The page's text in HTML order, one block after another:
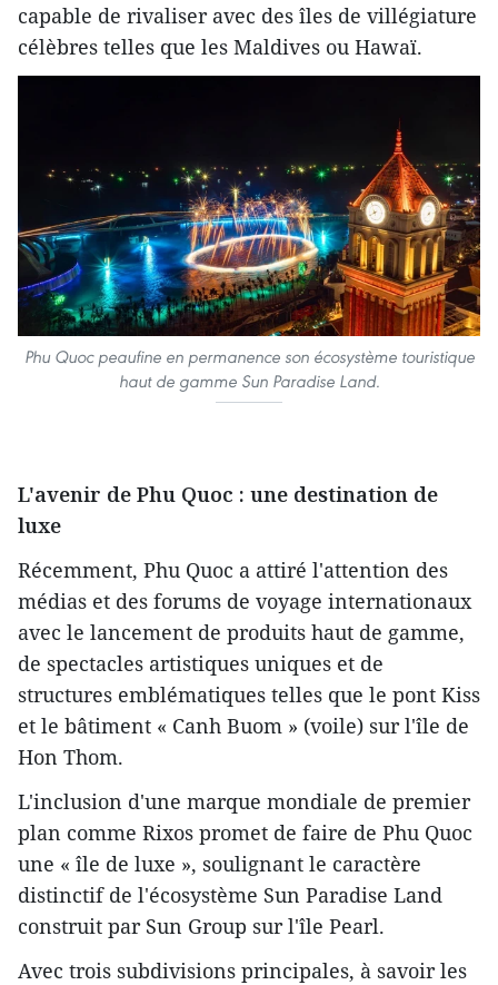
capable de rivaliser avec des îles de villégiature
célèbres telles que les Maldives ou Hawaï.
Phu Quoc peaufine en permanence son écosystème touristique
haut de gamme Sun Paradise Land.
L'avenir de Phu Quoc : une destination de
luxe
Récemment, Phu Quoc a attiré l'attention des
médias et des forums de voyage internationaux
avec le lancement de produits haut de gamme,
de spectacles artistiques uniques et de
structures emblématiques telles que le pont Kiss
et le bâtiment « Canh Buom » (voile) sur l'île de
Hon Thom.
L'inclusion d'une marque mondiale de premier
plan comme Rixos promet de faire de Phu Quoc
une « île de luxe », soulignant le caractère
distinctif de l'écosystème Sun Paradise Land
construit par Sun Group sur l'île Pearl.
Avec trois subdivisions principales, à savoir les